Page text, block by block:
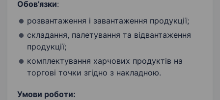
Обов’язки:
розвантаження і завантаження продукції;
складання, палетування та відвантаження
продукції;
комплектування харчових продуктів на
торгові точки згідно з накладною.
Умови роботи: